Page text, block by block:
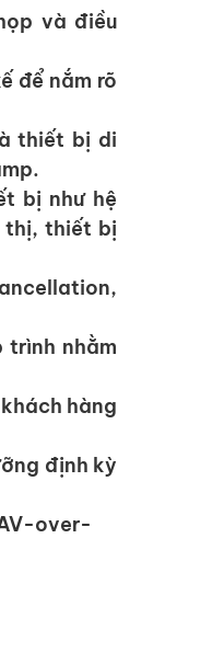
và điều
để nắm rõ
thiết bị di
bị như hệ
thị, thiết bị
nhằm
hàng
định kỳ
over-